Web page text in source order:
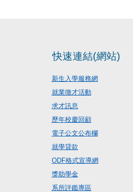
快速連結(網站)
新生入學服務網
就業徵才活動
求才訊息
歷年校慶回顧
電子公文公布欄
就學貸款
ODF格式宣導網
獎助學金
系所評鑑專區